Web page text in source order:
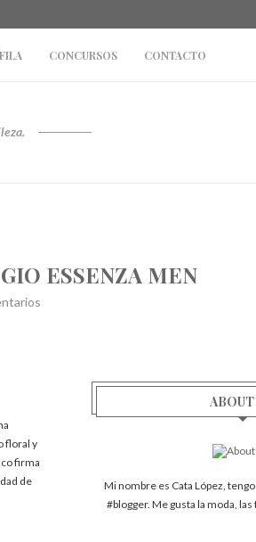
CONCURSOS CONTACTO
ESSENZA MEN
floral y
firma
de
Mi nombre es Cata López,
#blogger. Me gusta la moda,